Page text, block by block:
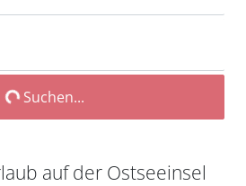
Suchen...
auf der Ostseeinsel